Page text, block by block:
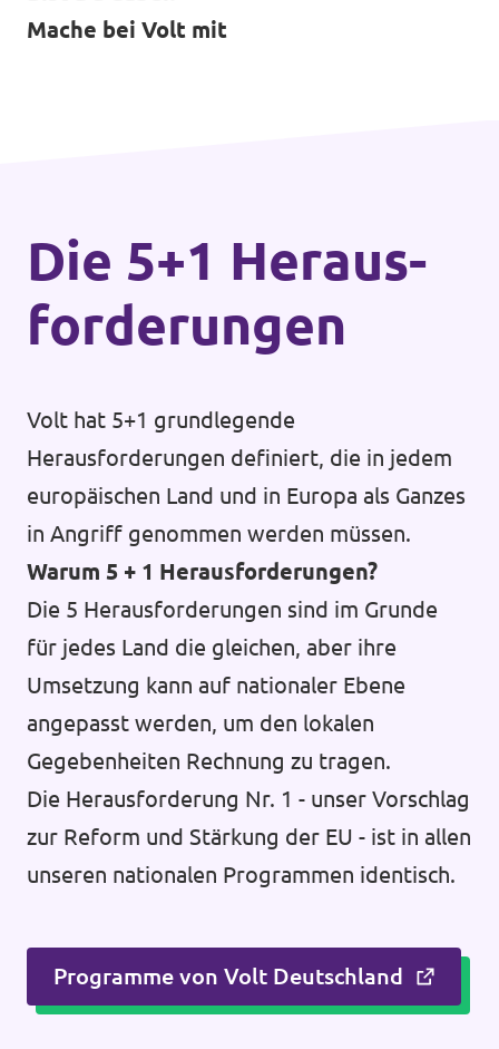
Mache bei Volt mit
Die 5+1 Heraus­
forderungen
Volt hat 5+1 grundlegende
Herausforderungen definiert, die in jedem
europäischen Land und in Europa als Ganzes
in Angriff genommen werden müssen.
Warum 5 + 1 Herausforderungen?
Die 5 Herausforderungen sind im Grunde
für jedes Land die gleichen, aber ihre
Umsetzung kann auf nationaler Ebene
angepasst werden, um den lokalen
Gegebenheiten Rechnung zu tragen.
Die Herausforderung Nr. 1 - unser Vorschlag
zur Reform und Stärkung der EU - ist in allen
unseren nationalen Programmen identisch.
Programme von Volt Deutschland